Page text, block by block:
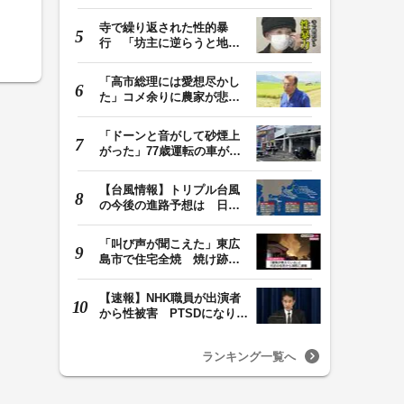
寺で繰り返された性的暴
行 「坊主に逆らうと地獄
「高市総理には愛想尽かし
た」コメ余りに農家が悲
「ドーンと音がして砂煙上
がった」77歳運転の車が立
【台風情報】トリプル台風
の今後の進路予想は 日本
「叫び声が聞こえた」東広
島市で住宅全焼 焼け跡か
【速報】NHK職員が出演者
から性被害 PTSDになり休
ランキング一覧へ